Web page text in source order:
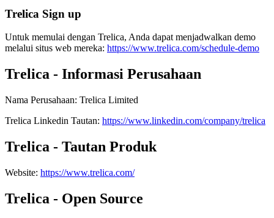
Trelica Sign up
Untuk memulai dengan Trelica, Anda dapat menjadwalkan demo
melalui situs web mereka: https://www.trelica.com/schedule-demo
Trelica - Informasi Perusahaan
Nama Perusahaan: Trelica Limited
Trelica Linkedin Tautan: https://www.linkedin.com/company/trelica
Trelica - Tautan Produk
Website: https://www.trelica.com/
Trelica - Open Source